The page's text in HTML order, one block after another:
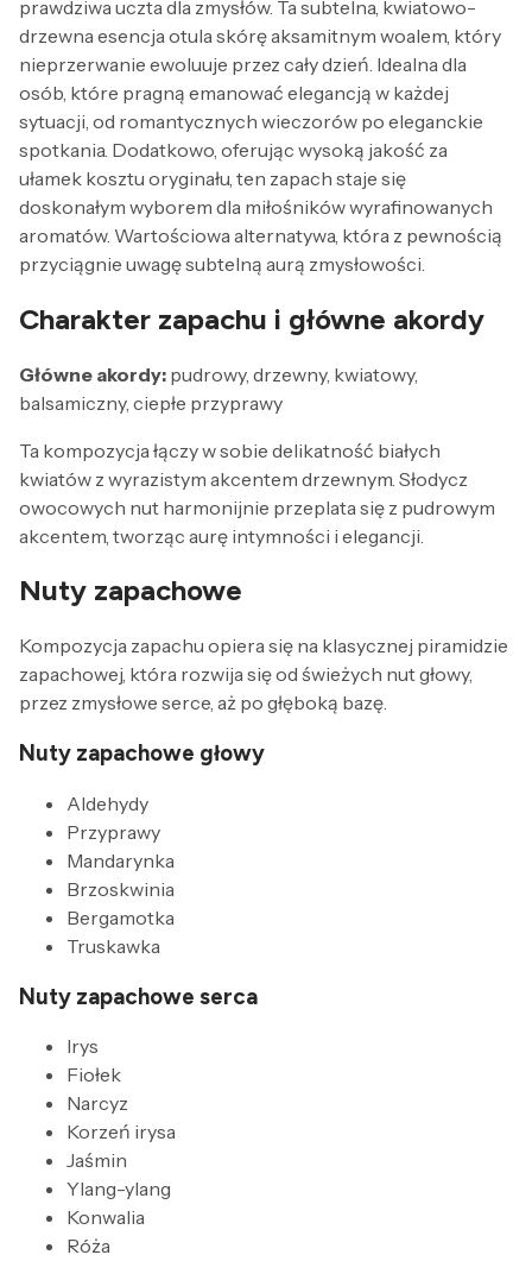
prawdziwa uczta dla zmysłów. Ta subtelna, kwiatowo-
drzewna esencja otula skórę aksamitnym woalem, który
nieprzerwanie ewoluuje przez cały dzień. Idealna dla
osób, które pragną emanować elegancją w każdej
sytuacji, od romantycznych wieczorów po eleganckie
spotkania. Dodatkowo, oferując wysoką jakość za
ułamek kosztu oryginału, ten zapach staje się
doskonałym wyborem dla miłośników wyrafinowanych
aromatów. Wartościowa alternatywa, która z pewnością
przyciągnie uwagę subtelną aurą zmysłowości.
Charakter zapachu i główne akordy
Główne akordy: pudrowy, drzewny, kwiatowy,
balsamiczny, ciepłe przyprawy
Ta kompozycja łączy w sobie delikatność białych
kwiatów z wyrazistym akcentem drzewnym. Słodycz
owocowych nut harmonijnie przeplata się z pudrowym
akcentem, tworząc aurę intymności i elegancji.
Nuty zapachowe
Kompozycja zapachu opiera się na klasycznej piramidzie
zapachowej, która rozwija się od świeżych nut głowy,
przez zmysłowe serce, aż po głęboką bazę.
Nuty zapachowe głowy
Aldehydy
Przyprawy
Mandarynka
Brzoskwinia
Bergamotka
Truskawka
Nuty zapachowe serca
Irys
Fiołek
Narcyz
Korzeń irysa
Jaśmin
Ylang-ylang
Konwalia
Róża